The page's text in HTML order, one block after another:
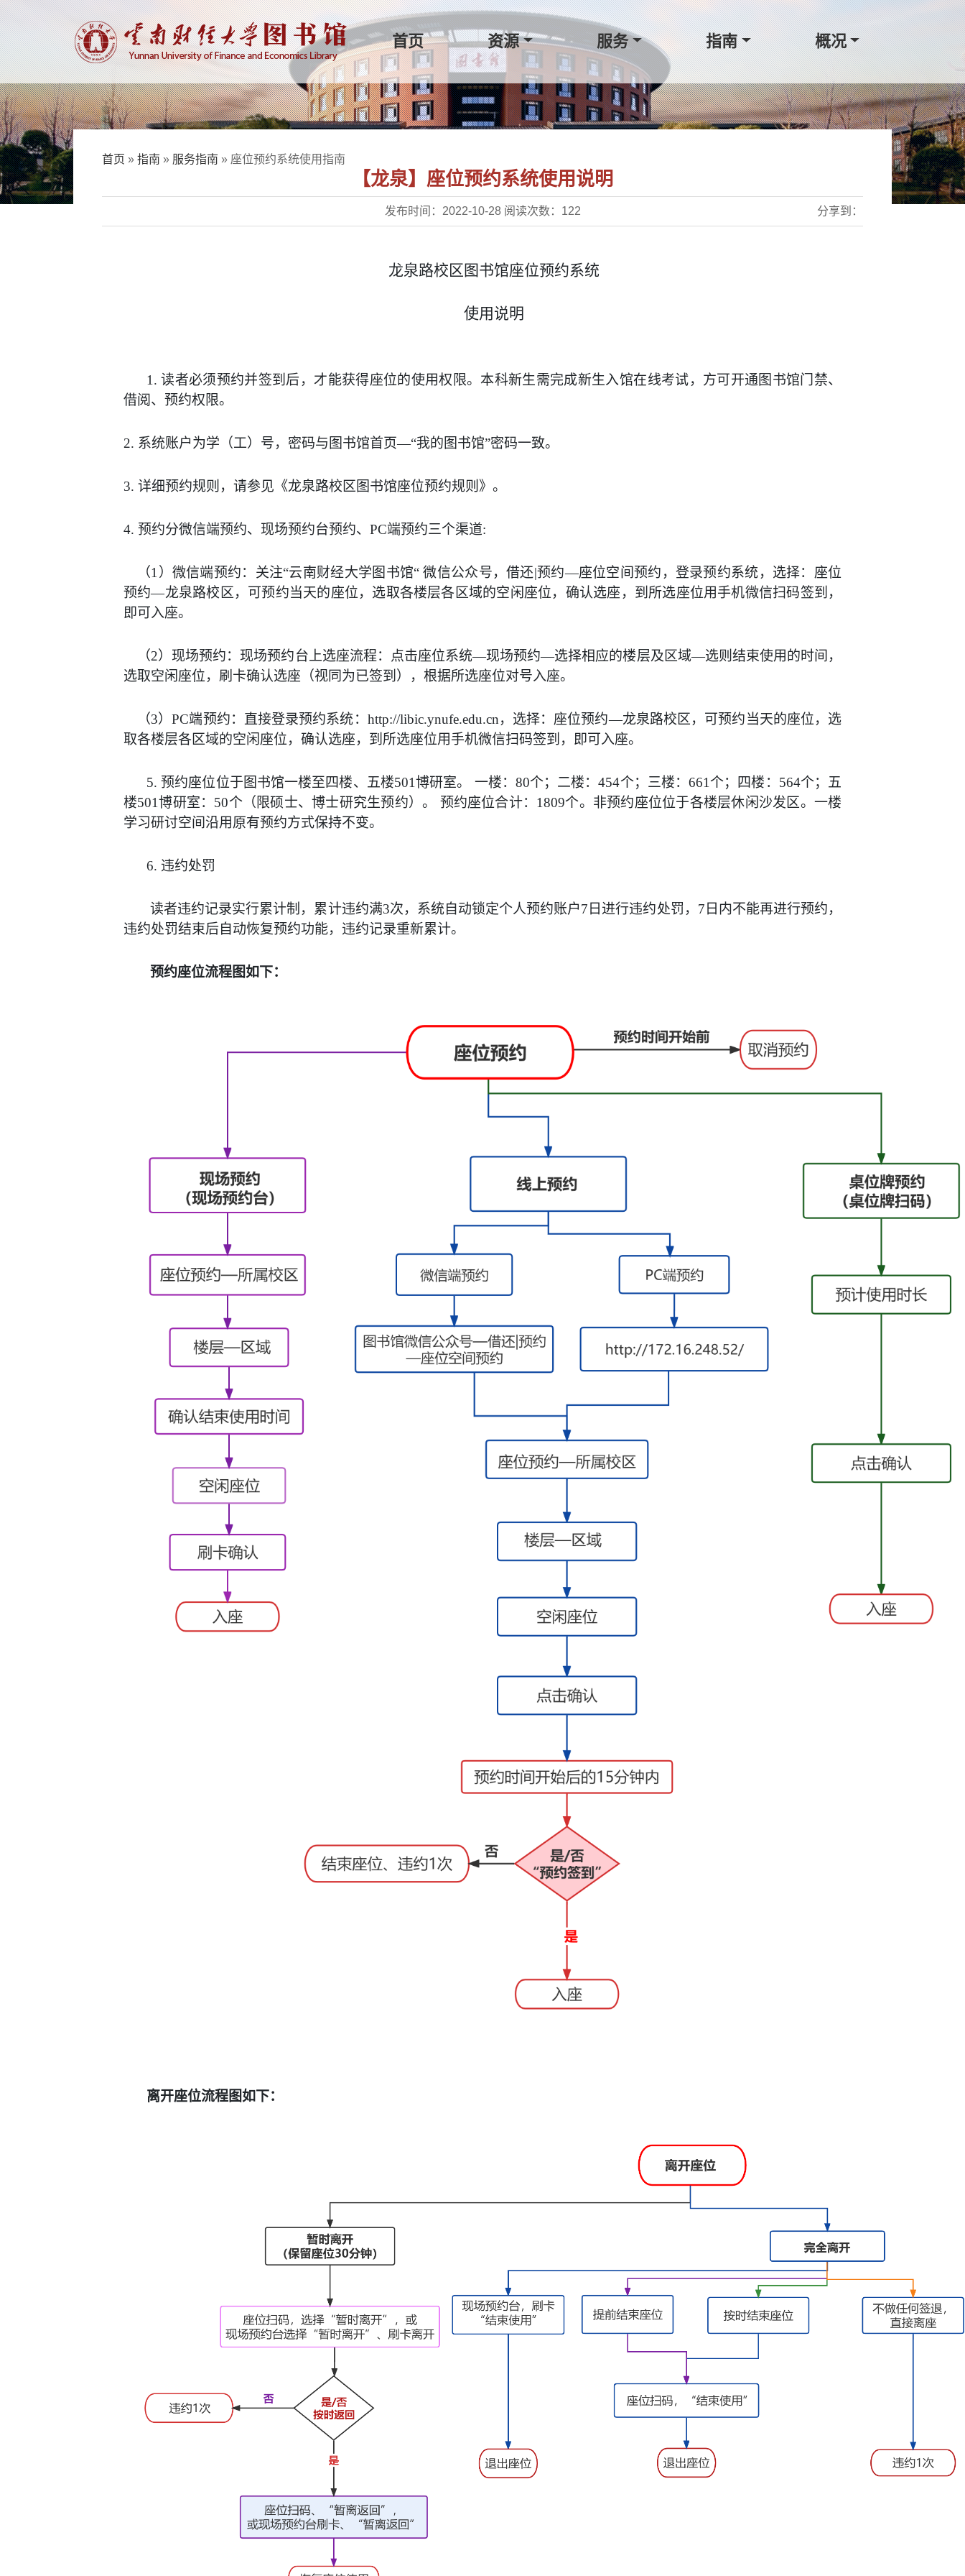
首页 资源 服务 指南 概况
首页 » 指南 » 服务指南 » 座位预约系统使用指南
【龙泉】座位预约系统使用说明
发布时间：2022-10-28 阅读次数： 122 分享到：
龙泉路校区图书馆座位预约系统
使用说明
1.读者必须预约并签到后，才能获得座位的使用权限。本科新生需完成新生入馆在线考试，方可开通图书馆门禁、
借阅、预约权限。
2. 系统账户为学（工）号，密码与 图书馆首页—“我的图书馆”密码一致。
3. 详细预约规则，请参见《龙泉路校区图书馆座位预约规则》。
4. 预约分微信端预约、 现场预约台预约、PC端预约三个渠道:
（1 ）微信端预约：关注“云南财经大学图书馆“微信公众号，借还|预约—座位空间预约，登录预约系统，选择：座位
预约—龙泉路校区 ，可预约当天的座位，选取各楼层各区域的空闲座位，确认选座， 到 所选座位用手机微信扫码签到，
即可入座。
（2）现场预约：现场预约台上选座流程：点击座位系统—现场预约—选择相应的楼层及区域—选则 结束使用的时间，
选取空闲座位，刷卡确认选座（视同为已签到 ），根据所选座位对号入座。
（3）PC端预约：直接登录预约系统：http://libic.ynufe.edu.cn， 选择：座位预约—龙泉路校区 ，可预约当天的座位，选
取各楼层各区域的空闲座位，确认选座， 到 所选座位用手机微信扫码签到，即可入座。
5.预约座位位于图书馆一楼至四楼、五楼501博研室。 一楼： 80个；二楼：454个；三楼：661 个；四楼： 564个；五
楼501博研室： 50个（限硕士、博士研究生预约）。 预约座位合计： 1809个。非预约座位位于各楼层休闲沙发区。一楼
学习研讨空间沿用原有预约方式保持不变。
6. 违约处罚
读者违约记录实行累计制，累计违约满3次，系统自动锁定个人预约账户7 日进行违约处罚， 7 日内不能再进行预约，
违约处罚结束后自动恢复预约功能， 违约记录重新累计。
预约座位流程图如下：
离开座位流程图如下：